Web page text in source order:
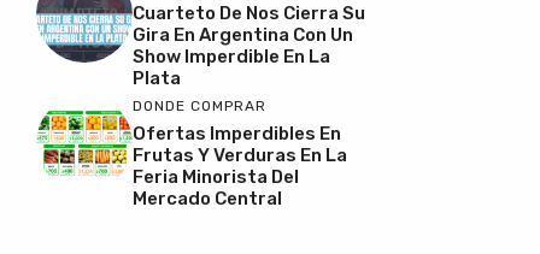
Cuarteto De Nos Cierra Su
Gira En Argentina Con Un
Show Imperdible En La
Plata
DONDE COMPRAR
Ofertas Imperdibles En
Frutas Y Verduras En La
Feria Minorista Del
Mercado Central